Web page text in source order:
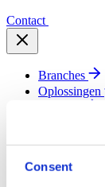
Consent
Contact
Branches
Oplossingen